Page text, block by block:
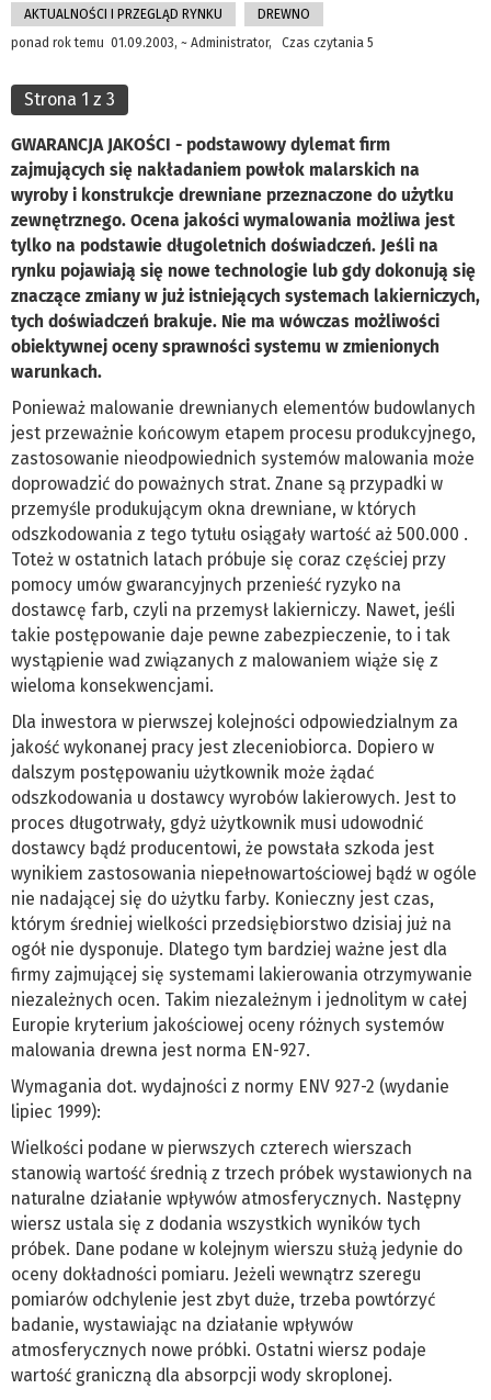
AKTUALNOŚCI I PRZEGLĄD RYNKU
DREWNO
ponad rok temu 01.09.2003, ~ Administrator, Czas czytania 5
Strona 1 z 3
GWARANCJA JAKOŚCI - podstawowy dylemat firm
zajmujących się nakładaniem powłok malarskich na
wyroby i konstrukcje drewniane przeznaczone do użytku
zewnętrznego. Ocena jakości wymalowania możliwa jest
tylko na podstawie długoletnich doświadczeń. Jeśli na
rynku pojawiają się nowe technologie lub gdy dokonują się
znaczące zmiany w już istniejących systemach lakierniczych,
tych doświadczeń brakuje. Nie ma wówczas możliwości
obiektywnej oceny sprawności systemu w zmienionych
warunkach.
Ponieważ malowanie drewnianych elementów budowlanych
jest przeważnie końcowym etapem procesu produkcyjnego,
zastosowanie nieodpowiednich systemów malowania może
doprowadzić do poważnych strat. Znane są przypadki w
przemyśle produkującym okna drewniane, w których
odszkodowania z tego tytułu osiągały wartość aż 500.000 .
Toteż w ostatnich latach próbuje się coraz częściej przy
pomocy umów gwarancyjnych przenieść ryzyko na
dostawcę farb, czyli na przemysł lakierniczy. Nawet, jeśli
takie postępowanie daje pewne zabezpieczenie, to i tak
wystąpienie wad związanych z malowaniem wiąże się z
wieloma konsekwencjami.
Dla inwestora w pierwszej kolejności odpowiedzialnym za
jakość wykonanej pracy jest zleceniobiorca. Dopiero w
dalszym postępowaniu użytkownik może żądać
odszkodowania u dostawcy wyrobów lakierowych. Jest to
proces długotrwały, gdyż użytkownik musi udowodnić
dostawcy bądź producentowi, że powstała szkoda jest
wynikiem zastosowania niepełnowartościowej bądź w ogóle
nie nadającej się do użytku farby. Konieczny jest czas,
którym średniej wielkości przedsiębiorstwo dzisiaj już na
ogół nie dysponuje. Dlatego tym bardziej ważne jest dla
firmy zajmującej się systemami lakierowania otrzymywanie
niezależnych ocen. Takim niezależnym i jednolitym w całej
Europie kryterium jakościowej oceny różnych systemów
malowania drewna jest norma EN-927.
Wymagania dot. wydajności z normy ENV 927-2 (wydanie
lipiec 1999):
Wielkości podane w pierwszych czterech wierszach
stanowią wartość średnią z trzech próbek wystawionych na
naturalne działanie wpływów atmosferycznych. Następny
wiersz ustala się z dodania wszystkich wyników tych
próbek. Dane podane w kolejnym wierszu służą jedynie do
oceny dokładności pomiaru. Jeżeli wewnątrz szeregu
pomiarów odchylenie jest zbyt duże, trzeba powtórzyć
badanie, wystawiając na działanie wpływów
atmosferycznych nowe próbki. Ostatni wiersz podaje
wartość graniczną dla absorpcji wody skroplonej.